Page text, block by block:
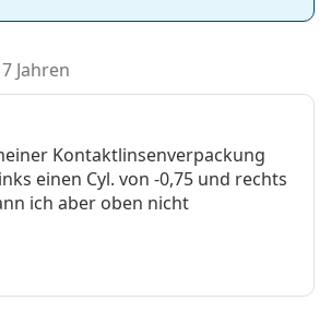
Jahren
Kontaktlinsenverpackung
einen Cyl. von -0,75 und rechts
ich aber oben nicht